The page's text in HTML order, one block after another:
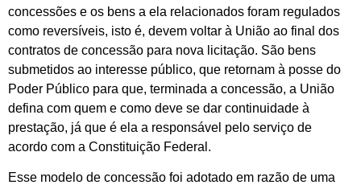
concessões e os bens a ela relacionados foram regulados
como reversíveis, isto é, devem voltar à União ao final dos
contratos de concessão para nova licitação. São bens
submetidos ao interesse público, que retornam à posse do
Poder Público para que, terminada a concessão, a União
defina com quem e como deve se dar continuidade à
prestação, já que é ela a responsável pelo serviço de
acordo com a Constituição Federal.
Esse modelo de concessão foi adotado em razão de uma